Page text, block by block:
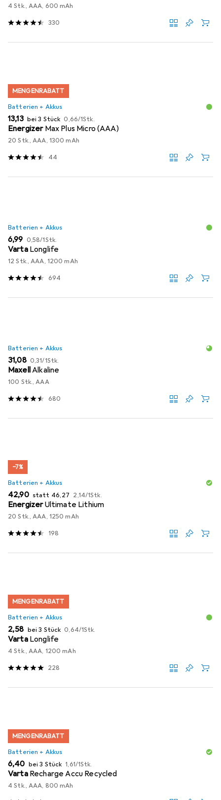
4 Stk., AAA, 600 mAh
330
MENGENRABATT
Batterien + Akkus
EUR
13,13 bei 3 Stück EUR
0,66/1Stk.
Energizer Max Plus Micro (AAA)
20 Stk., AAA, 1300 mAh
44
Batterien + Akkus
EUR
6,99 EUR
0,58/1Stk.
Varta Longlife
12 Stk., AAA, 1200 mAh
694
Batterien + Akkus
EUR
31,08 EUR
0,31/1Stk.
MaxellAlkaline
100 Stk., AAA
680
−7%
Batterien + Akkus
EUR
42,90 statt EUR
46,27 EUR
2,14/1Stk.
EnergizerUltimate Lithium
20 Stk., AAA, 1250 mAh
198
MENGENRABATT
Batterien + Akkus
EUR
2,58 bei 3 Stück EUR
0,64/1Stk.
Varta Longlife
4 Stk., AAA, 1200 mAh
228
MENGENRABATT
Batterien + Akkus
EUR
6,40 bei 3 Stück EUR
1,61/1Stk.
Varta Recharge Accu Recycled
4 Stk., AAA, 800 mAh